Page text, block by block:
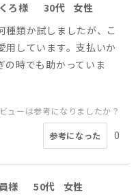
ろ様 30代
女性
種類か試しましたが、こ
用しています。支払いか
の時でも助かっていま
ューは参考になりましたか？
参考になった 0
様 50代
女性